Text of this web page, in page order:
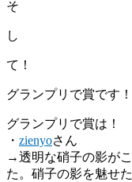
そ
し
て！
グランプリで賞です！
グランプリで賞は！
・ zienyoさん
→透明な硝子の影が
た。硝子の影を魅せ